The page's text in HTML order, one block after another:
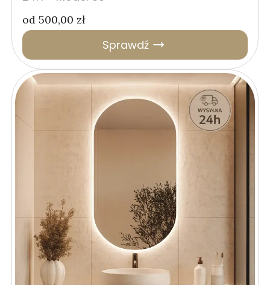
Sprawdź
od 500,00 zł